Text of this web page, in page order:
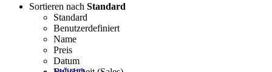
Sortieren nach Standard
Standard
Benutzerdefiniert
Name
Preis
Datum